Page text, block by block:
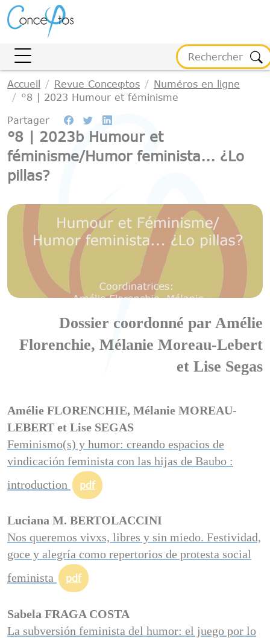
Accueil Revue Conceφtos
Numéros en ligne
°8 | 2023 Humour et féminisme
Partager
°8 | 2023b Humour et
féminisme/Humor feminista... ¿Lo
pillas?
Dossier coordonné par Amélie
Florenchie, Mélanie Moreau-Lebert
et Lise Segas
Amélie FLORENCHIE, Mélanie MOREAU-
LEBERT et Lise SEGAS
Feminismo(s) y humor: creando espacios de
vindicación feminista con las hijas de Baubo :
introduction
pdf
Luciana M. BERTOLACCINI
Nos queremos vivxs, libres y sin miedo. Festividad,
goce y alegría como repertorios de protesta social
feminista
pdf
Sabela FRAGA COSTA
La subversión feminista del humor: el juego por lo
Gestion des cookies